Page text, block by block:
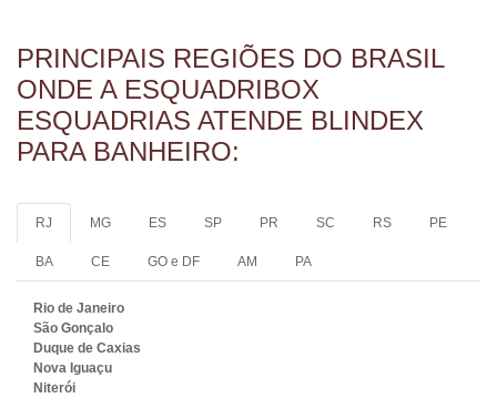
PRINCIPAIS REGIÕES DO BRASIL
ONDE A ESQUADRIBOX
ESQUADRIAS ATENDE BLINDEX
PARA BANHEIRO:
RJ MG ES SP PR SC RS PE
BA CE GO e DF AM PA
Rio de Janeiro
São Gonçalo
Duque de Caxias
Nova Iguaçu
Niterói